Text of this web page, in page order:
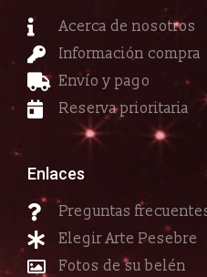
Acerca de nosotros
Información compra
Envío y pago
Reserva prioritaria
Enlaces
Preguntas
Elegir Arte Pesebre
Fotos de su belén